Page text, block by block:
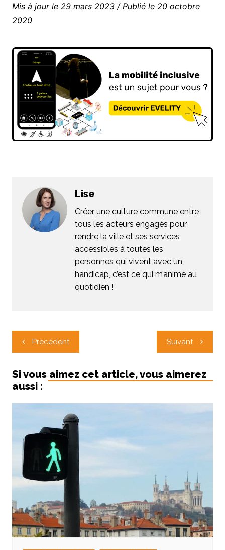
Mis à jour le 29 mars 2023 / Publié le 20 octobre
2020
Lise
Créer une culture commune entre
tous les acteurs engagés pour
rendre la ville et ses services
accessibles à toutes les
personnes qui vivent avec un
handicap, c’est ce qui m’anime au
quotidien !
Navigation
de
l’article
Précédent Suivant
Si vous aimez cet article, vous aimerez
aussi :